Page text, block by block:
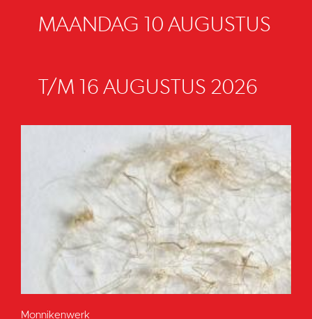
MAANDAG 10 AUGUSTUS
T/M 16 AUGUSTUS 2026
Monnikenwerk